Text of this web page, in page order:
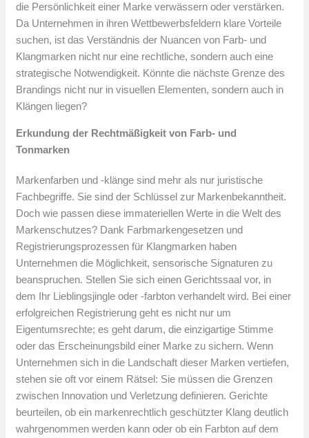
die Persönlichkeit einer Marke verwässern oder verstärken.
Da Unternehmen in ihren Wettbewerbsfeldern klare Vorteile
suchen, ist das Verständnis der Nuancen von Farb- und
Klangmarken nicht nur eine rechtliche, sondern auch eine
strategische Notwendigkeit. Könnte die nächste Grenze des
Brandings nicht nur in visuellen Elementen, sondern auch in
Klängen liegen?
Erkundung der Rechtmäßigkeit von Farb- und
Tonmarken
Markenfarben und -klänge sind mehr als nur juristische
Fachbegriffe. Sie sind der Schlüssel zur Markenbekanntheit.
Doch wie passen diese immateriellen Werte in die Welt des
Markenschutzes? Dank Farbmarkengesetzen und
Registrierungsprozessen für Klangmarken haben
Unternehmen die Möglichkeit, sensorische Signaturen zu
beanspruchen. Stellen Sie sich einen Gerichtssaal vor, in
dem Ihr Lieblingsjingle oder -farbton verhandelt wird. Bei einer
erfolgreichen Registrierung geht es nicht nur um
Eigentumsrechte; es geht darum, die einzigartige Stimme
oder das Erscheinungsbild einer Marke zu sichern. Wenn
Unternehmen sich in die Landschaft dieser Marken vertiefen,
stehen sie oft vor einem Rätsel: Sie müssen die Grenzen
zwischen Innovation und Verletzung definieren. Gerichte
beurteilen, ob ein markenrechtlich geschützter Klang deutlich
wahrgenommen werden kann oder ob ein Farbton auf dem